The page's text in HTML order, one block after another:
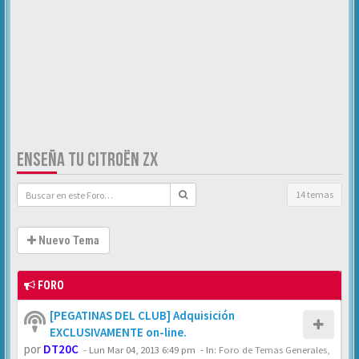
ENSEÑA TU CITROËN ZX
14 temas
Nuevo Tema
FORO
[PEGATINAS DEL CLUB] Adquisición
EXCLUSIVAMENTE on-line.
por DT20C - Lun Mar 04, 2013 6:49 pm - In: Foro de Temas Generales,